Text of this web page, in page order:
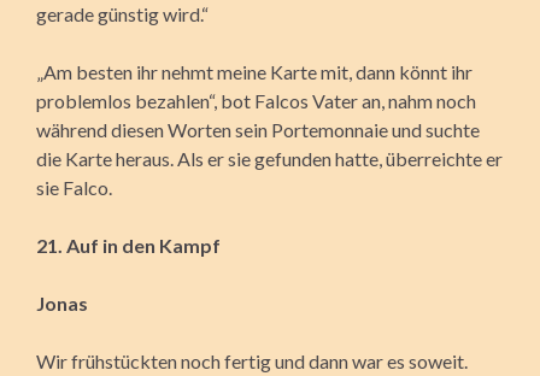
gerade günstig wird.“
„Am besten ihr nehmt meine Karte mit, dann könnt ihr
problemlos bezahlen“, bot Falcos Vater an, nahm noch
während diesen Worten sein Portemonnaie und suchte
die Karte heraus. Als er sie gefunden hatte, überreichte er
sie Falco.
21. Auf in den Kampf
Jonas
Wir frühstückten noch fertig und dann war es soweit.